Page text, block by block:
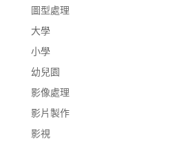
圖型處理
大學
小學
幼兒園
影像處理
影片製作
影視